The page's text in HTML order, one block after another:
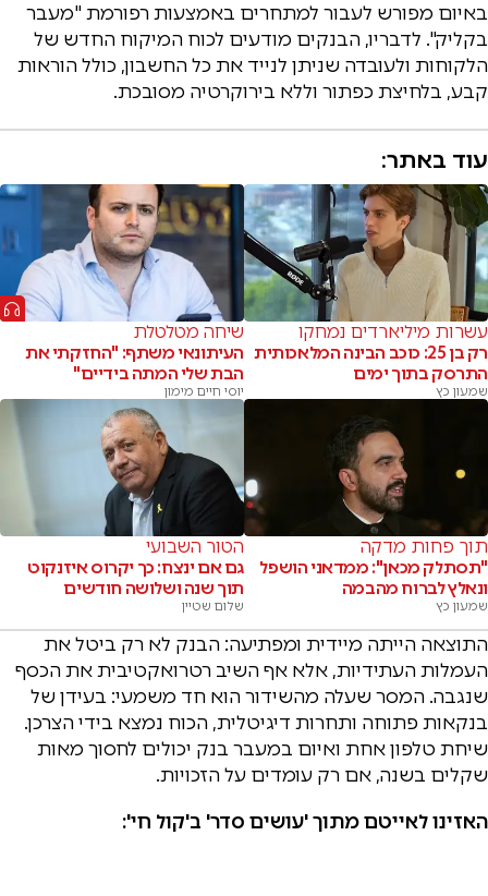
באיום מפורש לעבור למתחרים באמצעות רפורמת "מעבר
בקליק". לדבריו, הבנקים מודעים לכוח המיקוח החדש של
הלקוחות ולעובדה שניתן לנייד את כל החשבון, כולל הוראות
קבע, בלחיצת כפתור וללא בירוקרטיה מסובכת.
עוד באתר:
עשרות מיליארדים נמחקו
רק בן 25: כוכב הבינה המלאכותית
התרסק בתוך ימים
שמעון כץ
שיחה מטלטלת
העיתונאי משתף: "החזקתי את
הבת שלי המתה בידיים"
יוסי חיים מימון
תוך פחות מדקה
"תסתלק מכאן": ממדאני הושפל
ונאלץ לברוח מהבמה
שמעון כץ
הטור השבועי
גם אם ינצח: כך יקרוס איזנקוט
תוך שנה ושלושה חודשים
שלום שטיין
התוצאה הייתה מיידית ומפתיעה: הבנק לא רק ביטל את
העמלות העתידיות, אלא אף השיב רטרואקטיבית את הכסף
שנגבה. המסר שעלה מהשידור הוא חד משמעי: בעידן של
בנקאות פתוחה ותחרות דיגיטלית, הכוח נמצא בידי הצרכן.
שיחת טלפון אחת ואיום במעבר בנק יכולים לחסוך מאות
שקלים בשנה, אם רק עומדים על הזכויות.
האזינו לאייטם מתוך 'עושים סדר' ב'קול חי':